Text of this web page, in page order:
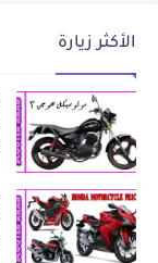
الأكثر زيارة